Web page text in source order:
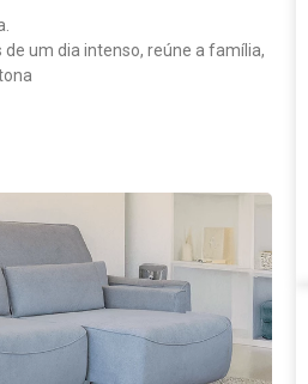
de um dia intenso, reúne a família,